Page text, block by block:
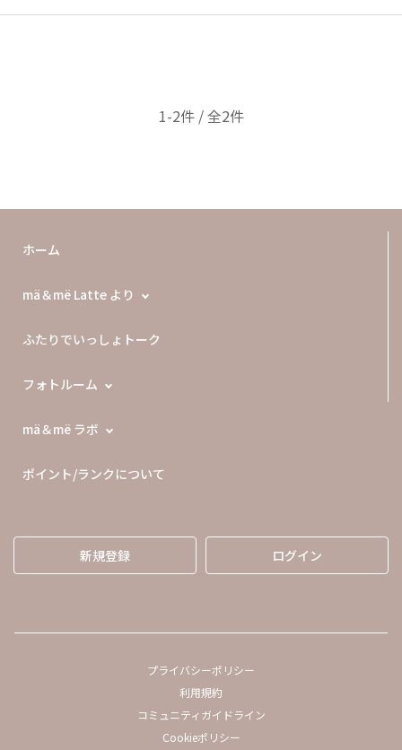
1-2件 / 全2件
ホーム
mä＆më Latte より
ふたりでいっしょトーク
フォトルーム
mä＆më ラボ
ポイント/ランクについて
新規登録 ログイン
プライバシーポリシー
利用規約
コミュニティガイドライン
Cookieポリシー